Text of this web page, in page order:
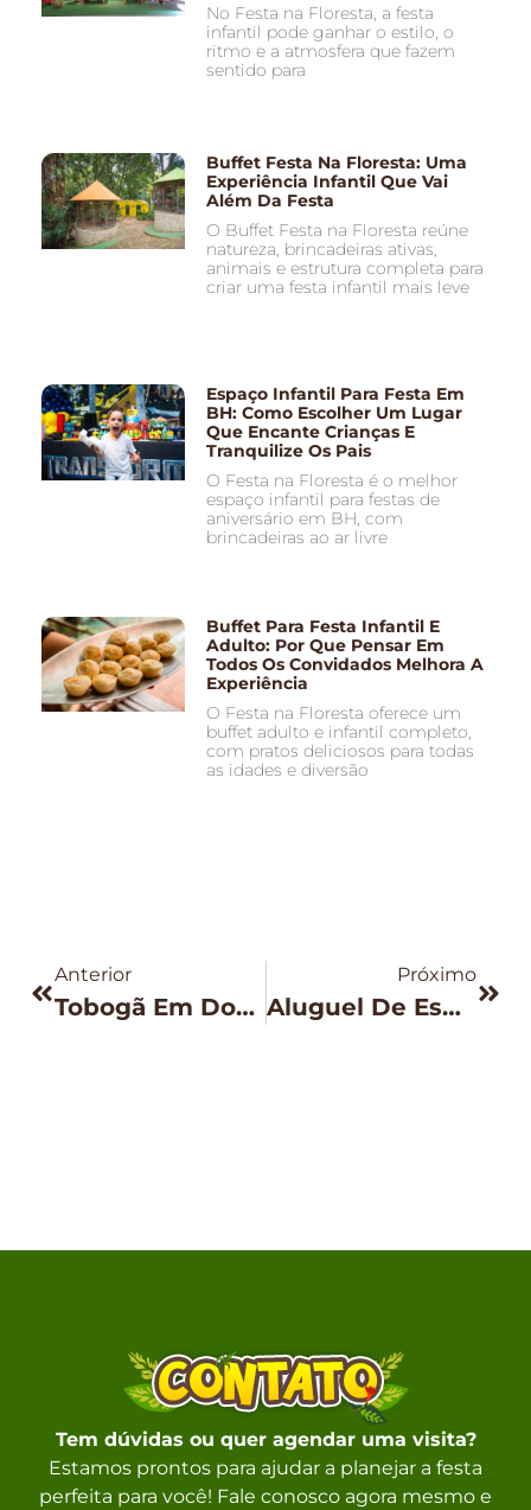
No Festa na Floresta, a festa
infantil pode ganhar o estilo, o
ritmo e a atmosfera que fazem
sentido para
Buffet Festa Na Floresta: Uma
Experiência Infantil Que Vai
Além Da Festa
O Buffet Festa na Floresta reúne
natureza, brincadeiras ativas,
animais e estrutura completa para
criar uma festa infantil mais leve
Espaço Infantil Para Festa Em
BH: Como Escolher Um Lugar
Que Encante Crianças E
Tranquilize Os Pais
O Festa na Floresta é o melhor
espaço infantil para festas de
aniversário em BH, com
brincadeiras ao ar livre
Buffet Para Festa Infantil E
Adulto: Por Que Pensar Em
Todos Os Convidados Melhora A
Experiência
O Festa na Floresta oferece um
buffet adulto e infantil completo,
com pratos deliciosos para todas
as idades e diversão
Anterior
Tobogã Em Dobro: O Brinquedão Que Garante Emoção E Alegria Na Festa
Próximo
Aluguel De Espaço Para Festa Com Monitores Em BH: Segurança E Diversão Garantidas
Tem dúvidas ou quer agendar uma visita?
Estamos prontos para ajudar a planejar a festa
perfeita para você! Fale conosco agora mesmo e